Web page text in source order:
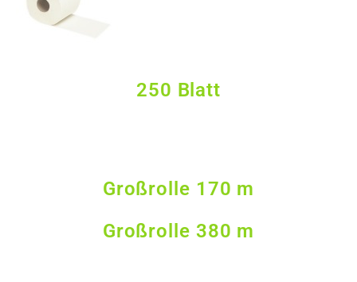
250 Blatt
Großrolle 170 m
Großrolle 380 m